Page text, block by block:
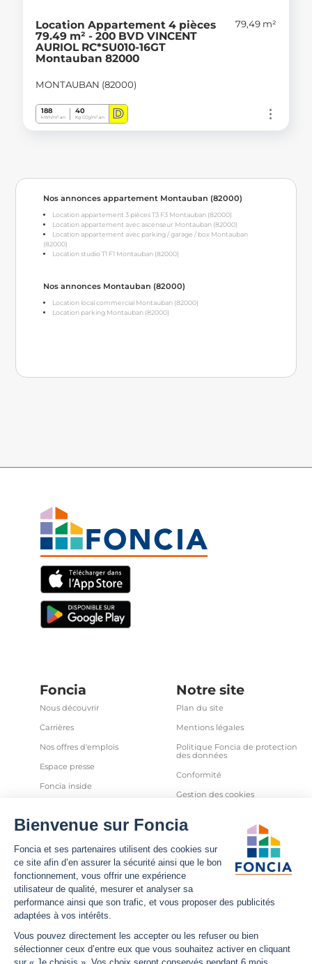
Location Appartement 4 pièces
79.49 m² - 200 BVD VINCENT
AURIOL RC*SU010-16GT
Montauban 82000
79,49 m²
MONTAUBAN (82000)
188
kWh/m².an
40
Kg CO2/m².an D
Nos annonces appartement Montauban (82000)
Location appartement 3 pièces T3 F3 Montauban (82000)
Location appartement avec ascenseur Montauban (82000)
Location appartement avec parking / garage / box Montauban
(82000)
Location studio T1 F1 Montauban (82000)
Nos annonces Montauban (82000)
Location local commercial Montauban (82000)
Location parking Montauban (82000)
Foncia
Nous découvrir
Carrières
Nos offres d'emplois
Espace presse
Foncia inside
Partenaires
Notre site
Plan du site
Mentions légales
Politique Foncia de protection
des données
Conformité
Gestion des cookies
et autres traceurs
Sécurité informatique
Déclaration d'accessibilité
Infos utiles
Nous contacter
Trouver une agence
Estimation bien immobilier
Nous suivre
X
LinkedIn